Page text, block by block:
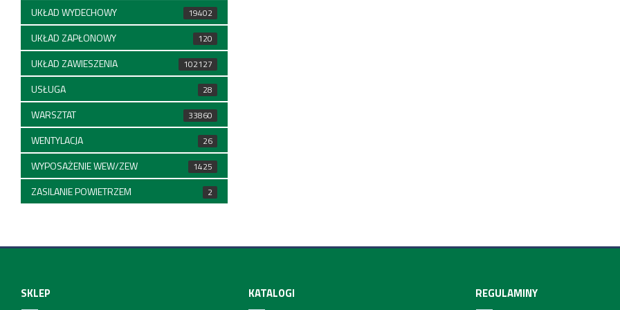
UKŁAD WYDECHOWY 19402
UKŁAD ZAPŁONOWY 120
UKŁAD ZAWIESZENIA 102127
USŁUGA 28
WARSZTAT 33860
WENTYLACJA 26
WYPOSAŻENIE WEW/ZEW 1425
ZASILANIE POWIETRZEM 2
SKLEP KATALOGI REGULAMINY